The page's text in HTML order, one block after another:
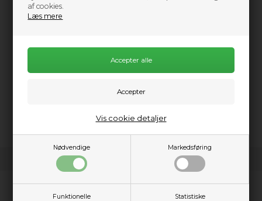
af cookies.
Læs mere
Nødvendige Markedsføring
Funktionelle Statistiske
Vis cookie detaljer
Stopper til at fastgøre din kajak til front og bagende af din bil.